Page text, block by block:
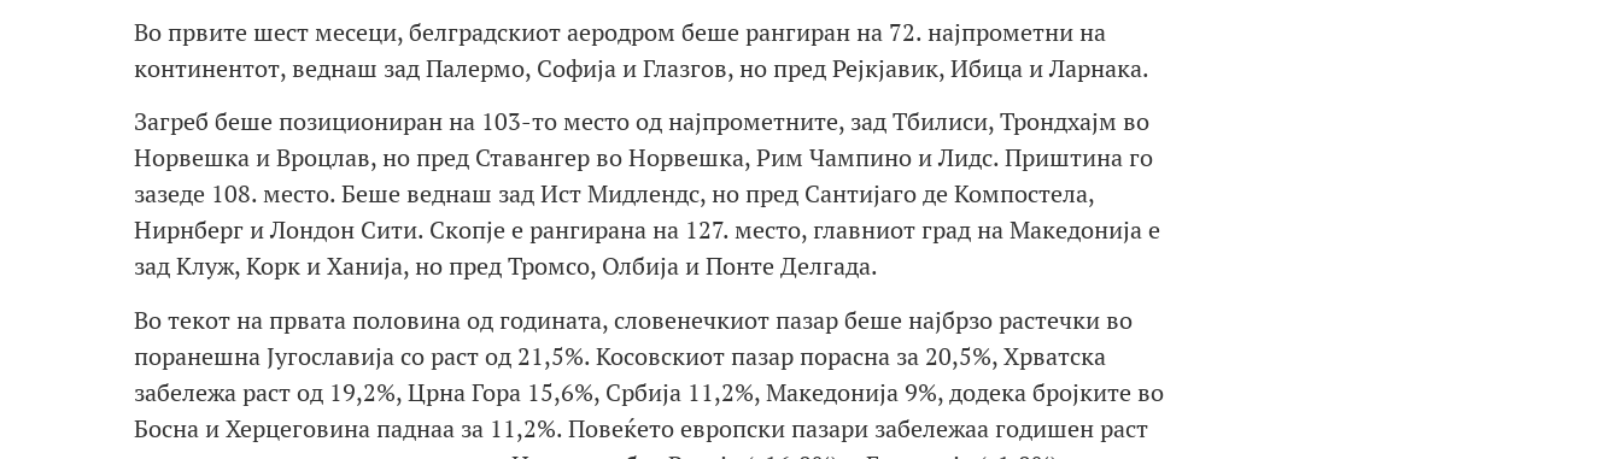
Во првите шест месеци, белградскиот аеродром беше рангиран на 72. најпрометни на
континентот, веднаш зад Палермо, Софија и Глазгов, но пред Рејкјавик, Ибица и Ларнака.
Загреб беше позициониран на 103-то место од најпрометните, зад Тбилиси, Трондхајм во
Норвешка и Вроцлав, но пред Ставангер во Норвешка, Рим Чампино и Лидс. Приштина го
зазеде 108. место. Беше веднаш зад Ист Мидлендс, но пред Сантијаго де Компостела,
Нирнберг и Лондон Сити. Скопје е рангирана на 127. место, главниот град на Македонија е
зад Клуж, Корк и Ханија, но пред Тромсо, Олбија и Понте Делгада.
Во текот на првата половина од годината, словенечкиот пазар беше најбрзо растечки во
поранешна Југославија со раст од 21,5%. Косовскиот пазар порасна за 20,5%, Хрватска
забележа раст од 19,2%, Црна Гора 15,6%, Србија 11,2%, Македонија 9%, додека бројките во
Босна и Херцеговина паднаа за 11,2%. Повеќето европски пазари забележаа годишен раст